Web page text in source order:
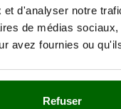
et d'analyser notre
de médias
avez fournies ou
Refuser
permettent également
à chenilles une
d’obstacles, permet
: la benne extensible et les